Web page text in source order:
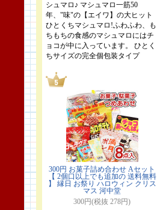
シュマロ♪ マシュマロ一筋50
年、"味"の【エイワ】の大ヒット
ひとくちマシュマロ!ふわふわ、も
ちもちの食感のマシュマロにはチ
ョコが中に入っています。 ひとく
ちサイズの完全個包装タイプ
300円 お菓子詰め合わせ Aセット
【 2個口以上でも追加の 送料無料
】 縁日 お祭り ハロウィン クリス
マス 河中堂
300円(税抜 278円)